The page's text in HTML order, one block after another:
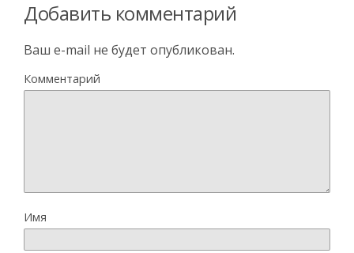
Добавить комментарий
Ваш e-mail не будет опубликован.
Комментарий
Имя